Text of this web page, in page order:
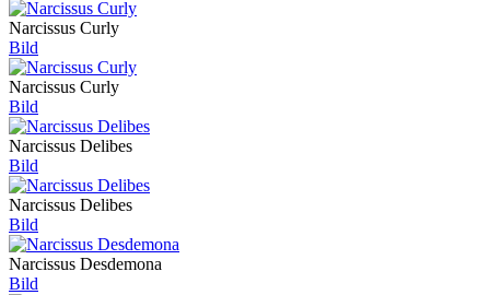
Narcissus Curly
Bild
Narcissus Curly
Bild
Narcissus Delibes
Bild
Narcissus Delibes
Bild
Narcissus Desdemona
Bild